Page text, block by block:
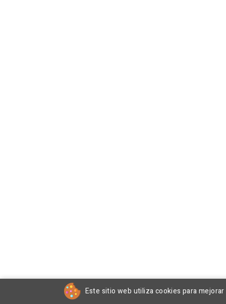
Este sitio web utiliza cookies para